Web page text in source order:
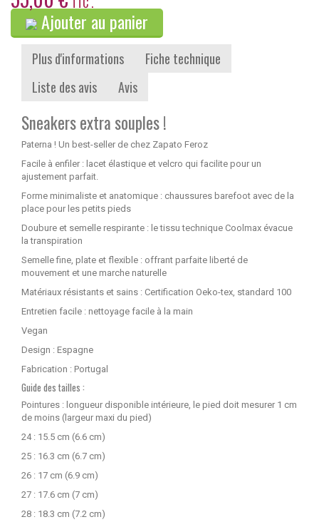
Ajouter au panier
Plus d'informations
Fiche technique
Liste des avis
Avis
Sneakers extra souples !
Paterna ! Un best-seller de chez Zapato Feroz
Facile à enfiler : lacet élastique et velcro qui facilite pour un
ajustement parfait.
Forme minimaliste et anatomique : chaussures barefoot avec de la
place pour les petits pieds
Doubure et semelle respirante : le tissu technique Coolmax évacue
la transpiration
Semelle fine, plate et flexible : offrant parfaite liberté de
mouvement et une marche naturelle
Matériaux résistants et sains : Certification Oeko-tex, standard 100
Entretien facile : nettoyage facile à la main
Vegan
Design : Espagne
Fabrication : Portugal
Guide des tailles :
Pointures : longueur disponible intérieure, le pied doit mesurer 1 cm
de moins (largeur maxi du pied)
24 : 15.5 cm (6.6 cm)
25 : 16.3 cm (6.7 cm)
26 : 17 cm (6.9 cm)
27 : 17.6 cm (7 cm)
28 : 18.3 cm (7.2 cm)